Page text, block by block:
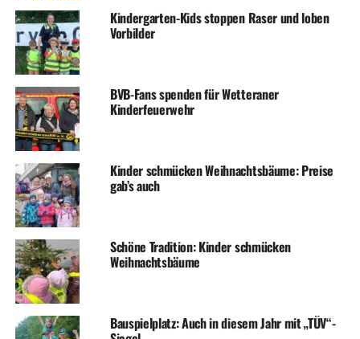
Kindergarten-Kids stoppen Raser und loben
Vorbilder
BVB-Fans spenden für Wetteraner
Kinderfeuerwehr
Kinder schmücken Weihnachtsbäume: Preise
gab’s auch
Schöne Tradition: Kinder schmücken
Weihnachtsbäume
Bauspielplatz: Auch in diesem Jahr mit „TÜV“-